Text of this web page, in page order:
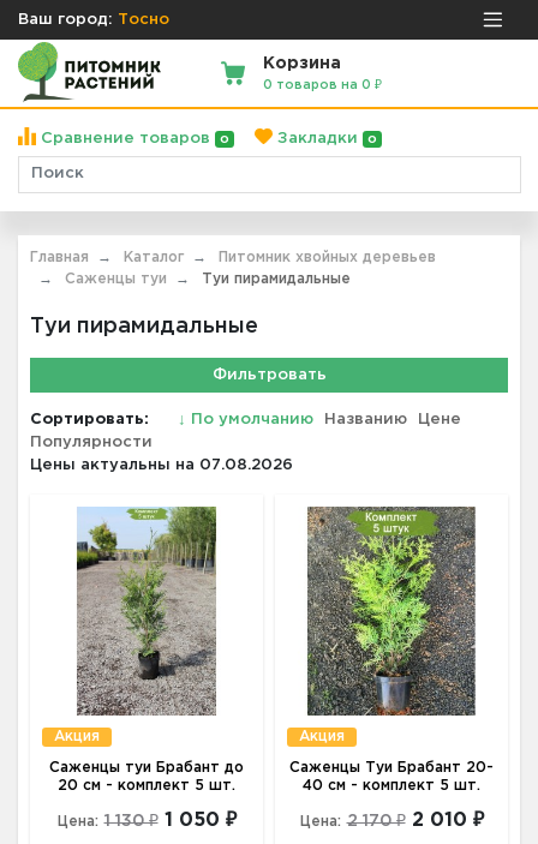
Ваш город: Тосно
Корзина
0 товаров на 0 ₽
Сравнение товаров 0 Закладки 0
Главная Каталог
Питомник хвойных деревьев
Саженцы туи
Туи пирамидальные
Туи пирамидальные
Фильтровать
Сортировать: ↓ По умолчанию Названию
Цене
Популярности
Цены актуальны на 07.08.2026
Акция
Саженцы туи Брабант до
20 см - комплект 5 шт.
Цена: 1 130 ₽ 1 050 ₽
Акция
Саженцы Туи Брабант 20-
40 см - комплект 5 шт.
Цена: 2 170 ₽ 2 010 ₽